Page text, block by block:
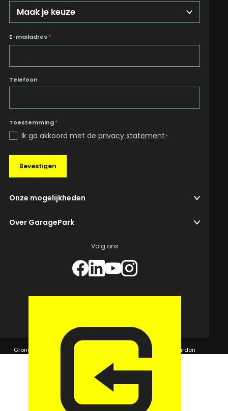
E-mailadres *
Telefoon
Toestemming*
Ik ga akkoord met deprivacy statement*
Bevestigen
Onze mogelijkheden
Over GaragePark
Volg ons
© 2026 GaragePark.
Grondposities
365Beheer & GaragePark Algemene voorwaarden